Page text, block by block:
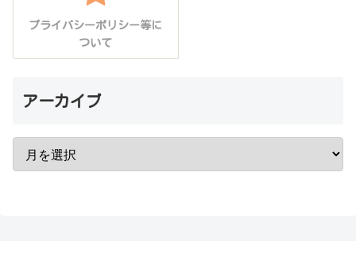
プライバシーポリシー等に
ついて
アーカイブ